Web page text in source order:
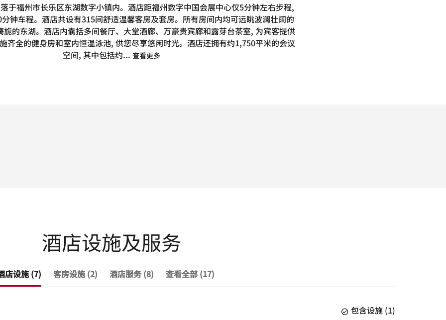
于福州市长乐区东湖数字小镇内。酒店距福州数字中国会展中心仅5分钟左右步程,
钟车程。酒店共设有315间舒适温馨客房及套房。所有房间内均可远眺波澜壮阔的
旎的东湖。酒店内囊括多间餐厅、大堂酒廊、万豪贵宾廊和露芽台茶室, 为宾客提供
齐全的健身房和室内恒温泳池, 供您尽享悠闲时光。酒店还拥有约1,750平米的会议
空间, 其中包括约... 查看更多
酒店设施及服务
店设施 (7) 客房设施 (2) 酒店服务 (8) 查看全部 (17)
包含设施 (1)